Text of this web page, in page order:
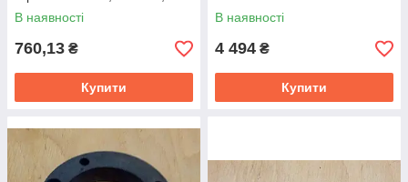
MAK 40; GK 15; GK 20; GK28;
GK 40; GK 60
В наявності
760,13 ₴
Купити
В наявності
4 494 ₴
Купити